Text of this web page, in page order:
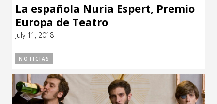
La española Nuria Espert, Premio
Europa de Teatro
July 11, 2018
NOTICIAS